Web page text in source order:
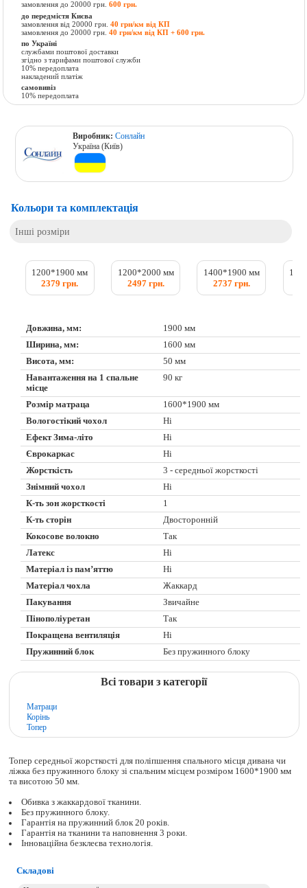
замовлення до 20000 грн.600 грн.
до передмістя Києва
замовлення від 20000 грн.40 грн/км від КП
замовлення до 20000 грн.40 грн/км від КП + 600 грн.
по Україні
службами поштової доставки
згідно з тарифами поштової служби
10% передоплата
накладений платіж
самовивіз
10% передоплата
Виробник:Сонлайн
Україна (Київ)
Кольори та комплектація
Інші розміри
1200*1900 мм
2379 грн.
1200*2000 мм
2497 грн.
1400*1900 мм
2737 грн.
Довжина, мм:
1900 мм
Ширина, мм:
1600 мм
Висота, мм:
50 мм
Навантаження на 1 спальне
місце
90 кг
Розмір матраца
1600*1900 мм
Вологостікий чохол
Ні
Ефект Зима-літо
Ні
Єврокаркас
Ні
Жорсткість
3 - середньої жорсткості
Знімний чохол
Ні
К-ть зон жорсткості
1
К-ть сторін
Двосторонній
Кокосове волокно
Так
Латекс
Ні
Матеріал із пам’яттю
Ні
Матеріал чохла
Жаккард
Пакування
Звичайне
Пінополіуретан
Так
Покращена вентиляція
Ні
Пружинний блок
Без пружинного блоку
Всі товари з категорії
Матраци
Корінь
Топер
Топер середньої жорсткості для поліпшення спального місця дивана чи
ліжка без пружинного блоку зі спальним місцем розміром 1600*1900 мм
та висотою 50 мм.
Обивка з жаккардової тканини.
Без пружинного блоку.
Гарантія на пружинний блок 20 років.
Гарантія на тканини та наповнення 3 роки.
Інноваційна безклеєва технологія.
Складові